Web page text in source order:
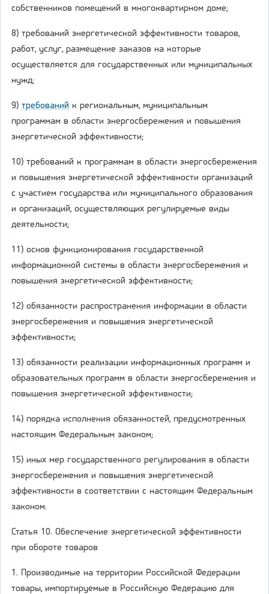
собственников помещений в многоквартирном доме;
8) требований энергетической эффективности товаров,
работ, услуг, размещение заказов на которые
осуществляется для государственных или муниципальных
нужд;
9) требований к региональным, муниципальным
программам в области энергосбережения и повышения
энергетической эффективности;
10) требований к программам в области энергосбережения
и повышения энергетической эффективности организаций
с участием государства или муниципального образования
и организаций, осуществляющих регулируемые виды
деятельности;
11) основ функционирования государственной
информационной системы в области энергосбережения и
повышения энергетической эффективности;
12) обязанности распространения информации в области
энергосбережения и повышения энергетической
эффективности;
13) обязанности реализации информационных программ и
образовательных программ в области энергосбережения и
повышения энергетической эффективности;
14) порядка исполнения обязанностей, предусмотренных
настоящим Федеральным законом;
15) иных мер государственного регулирования в области
энергосбережения и повышения энергетической
эффективности в соответствии с настоящим Федеральным
законом.
Статья 10. Обеспечение энергетической эффективности
при обороте товаров
1. Производимые на территории Российской Федерации
товары, импортируемые в Российскую Федерацию для